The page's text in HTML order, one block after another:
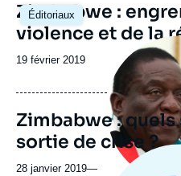
Éditoriaux
Zimbabwe :
violence et de la
Date
publication
19 février 2019
Image
principale
médiatique
Zimbabwe : quels
sortie de crise ?
28 janvier 2019—